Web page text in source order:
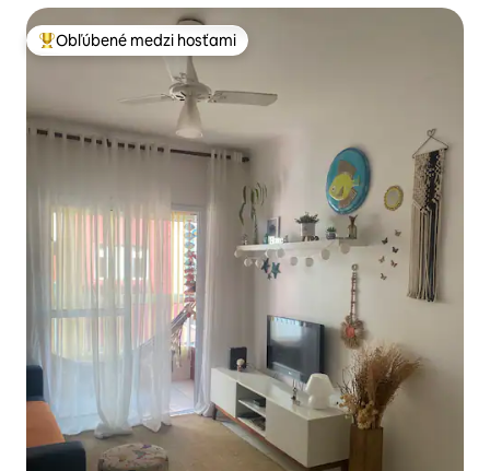
Najobľúbenejšie medzi hosťami
Obľúbené medzi hosťami